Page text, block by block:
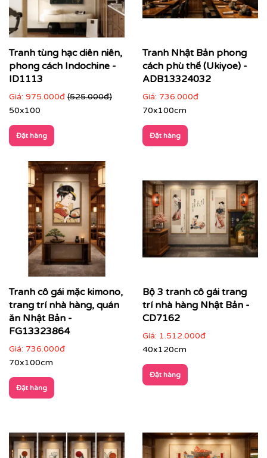
Tranh tùng hạc diên niên,
phong cách Indochine -
ID1113
Giá: 975.000đ (525.000đ)
50x100
Đặt hàng
Tranh Nhật Bản phong
cách phù thế (Ukiyoe) -
ADB13324032
Giá: 736.000đ
70x100cm
Đặt hàng
Tranh cô gái mặc kimono,
trang trí nhà hàng, quán
ăn Nhật Bản -
FG13323864
Giá: 736.000đ
70x100cm
Đặt hàng
Bộ 3 tranh cô gái trang
trí nhà hàng Nhật Bản -
CD7162
Giá: 1.512.000đ
40x120cm
Đặt hàng